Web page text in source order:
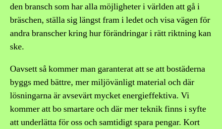
den bransch som har alla möjligheter i världen att gå i
bräschen, ställa sig längst fram i ledet och visa vägen för
andra branscher kring hur förändringar i rätt riktning kan
ske.
Oavsett så kommer man garanterat att se att bostäderna
byggs med bättre, mer miljövänligt material och där
lösningarna är avsevärt mycket energieffektiva. Vi
kommer att bo smartare och där mer teknik finns i syfte
att underlätta för oss och samtidigt spara pengar. Kort